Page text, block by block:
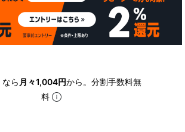
なら 月々1,004円から。分割手数料無
料